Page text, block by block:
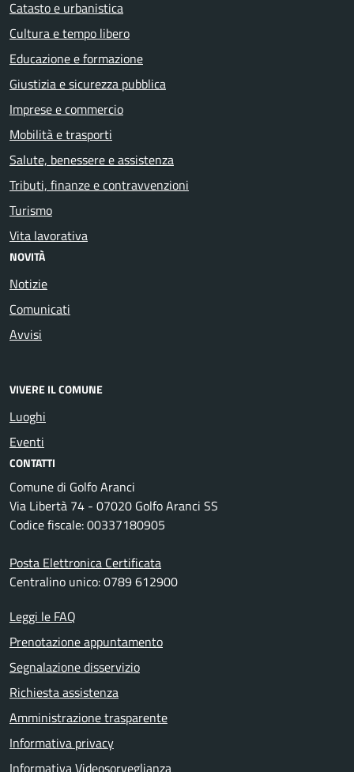
Catasto e urbanistica
Cultura e tempo libero
Educazione e formazione
Giustizia e sicurezza pubblica
Imprese e commercio
Mobilità e trasporti
Salute, benessere e assistenza
Tributi, finanze e contravvenzioni
Turismo
Vita lavorativa
NOVITÀ
Notizie
Comunicati
Avvisi
VIVERE IL COMUNE
Luoghi
Eventi
CONTATTI
Comune di Golfo Aranci
Via Libertà 74 - 07020 Golfo Aranci SS
Codice fiscale: 00337180905
Posta Elettronica Certificata
Centralino unico: 0789 612900
Leggi le FAQ
Prenotazione appuntamento
Segnalazione disservizio
Richiesta assistenza
Amministrazione trasparente
Informativa privacy
Informativa Videosorveglianza